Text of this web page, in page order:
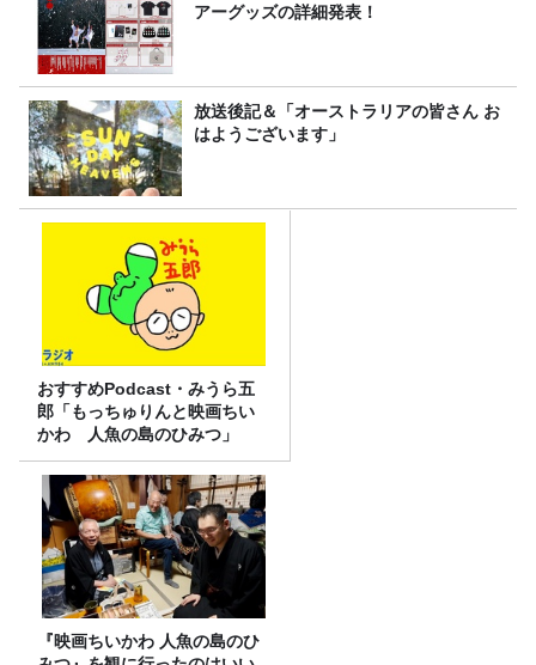
アーグッズの詳細発表！
放送後記＆「オーストラリアの皆さん お
はようございます」
おすすめPodcast・みうら五
郎「もっちゅりんと映画ちい
かわ 人魚の島のひみつ」
『映画ちいかわ 人魚の島のひ